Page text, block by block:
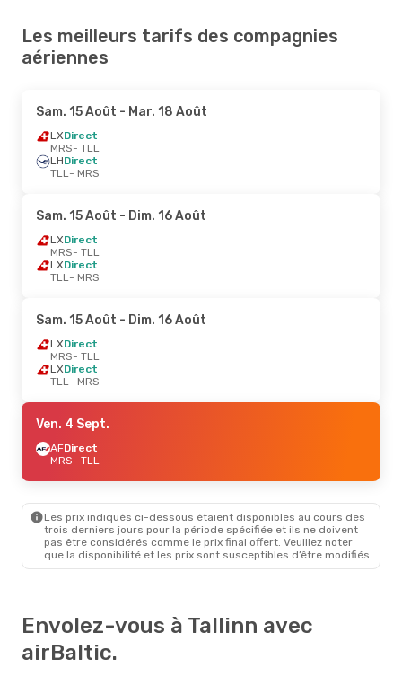
Les meilleurs tarifs des compagnies
aériennes
Sam. 15 Août - Mar. 18 Août
LXDirect
MRS- TLL
LHDirect
TLL- MRS
Sam. 15 Août - Dim. 16 Août
LXDirect
MRS- TLL
LXDirect
TLL- MRS
Sam. 15 Août - Dim. 16 Août
LXDirect
MRS- TLL
LXDirect
TLL- MRS
Ven. 4 Sept.
AFDirect
MRS- TLL
Les prix indiqués ci-dessous étaient disponibles au cours des
trois derniers jours pour la période spécifiée et ils ne doivent
pas être considérés comme le prix final offert. Veuillez noter
que la disponibilité et les prix sont susceptibles d’être modifiés.
Envolez-vous à Tallinn avec
airBaltic.